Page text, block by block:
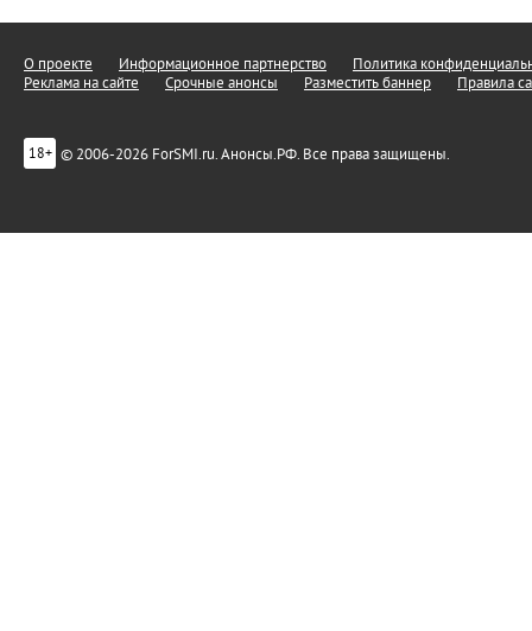
О проекте Информационное партнерство
Политика
Реклама на сайте
Срочные анонсы Разместить баннер Правила
18+ © 2006-2026 ForSMI.ru. Анонсы.РФ. Все права защищены.